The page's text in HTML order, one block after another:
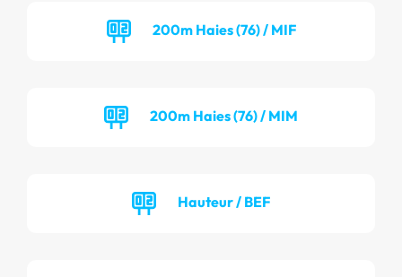
200m Haies (76) / MIF
200m Haies (76) / MIM
Hauteur / BEF